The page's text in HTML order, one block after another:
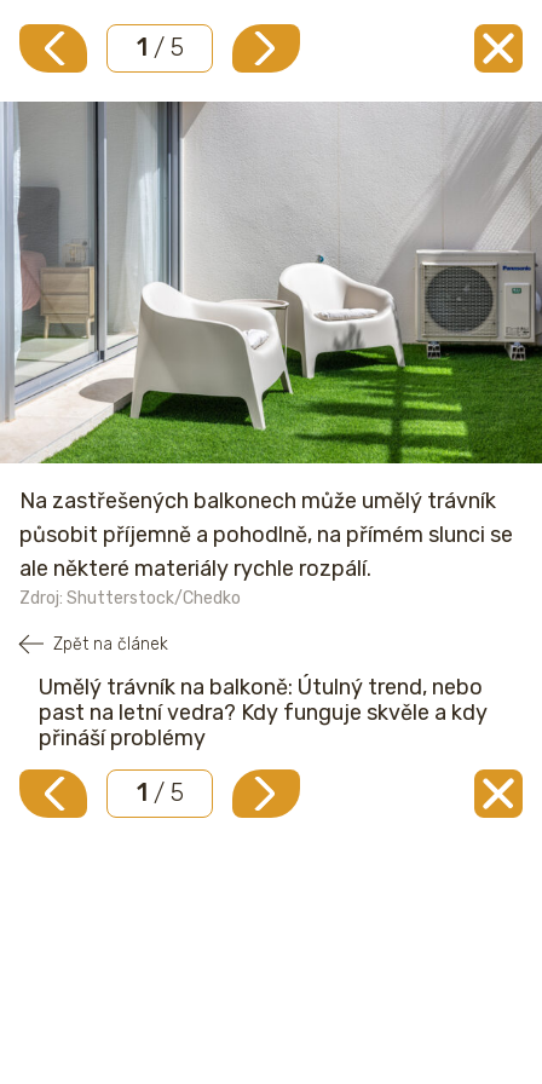
1 / 5
Na zastřešených balkonech může umělý trávník
působit příjemně a pohodlně, na přímém slunci se
ale některé materiály rychle rozpálí.
Zdroj: Shutterstock/Chedko
Zpět na článek
Umělý trávník na balkoně: Útulný trend, nebo
past na letní vedra? Kdy funguje skvěle a kdy
přináší problémy
1 / 5